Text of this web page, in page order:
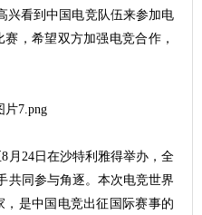
兴看到中国电竞队伍来参加电
，希望双方加强电竞合作，
月24日在沙特利雅得举办，全
共同参与角逐。本次电竞世界
是中国电竞出征国际赛事的